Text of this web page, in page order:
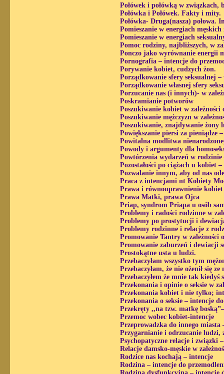
Połówek i połówką w
Połówka i Połówek. Fakty i mity.
Połówka- Druga(nasza) połowa.
Pomieszanie w energiach
Pomieszanie w energiach
Pomoc rodziny, najbliższych, w
Ponczo jako wyrównanie energii
Pornografia – intencje do
Porywanie kobiet, cudzych żon.
Porządkowanie sfery seksualnej
Porządkowanie własnej sfery
Porzucanie nas (i innych)- w
Poskramianie potworów
Poszukiwanie kobiet w
Poszukiwanie mężczyzn w
Poszukiwanie, znajdywanie żony
Powiększanie piersi za pieniądze
Powitalna modlitwa
Powody i argumenty dla
Powtórzenia wydarzeń w
Pozostałości po ciążach u kobiet
Pozwalanie innym, aby od nas
Praca z intencjami nt Kobiety
Prawa i równouprawnienie
Prawa Matki, prawa Ojca
Priap, syndrom Priapa u osób
Problemy i radości rodzinne w
Problemy po prostytucji i
Problemy rodzinne i relacje z
Promowanie Tantry w
Promowanie zaburzeń i dewiacji
Prostokątne usta u ludzi.
Przebaczyłam wszystko tym
Przebaczyłam, że nie ożenił się ze
Przebaczyłem że mnie tak kiedyś
Przekonania i opinie o seksie w
Przekonania kobiet i nie tylko;
Przekonania o seksie – intencje
Przekręty ,,na tzw. matkę
Przemoc wobec kobiet-intencje
Przeprowadzka do innego miasta
Przygarnianie i odrzucanie ludzi,
Psychopatyczne relacje i związki
Relacje damsko-męskie w
Rodzice nas kochają – intencje
Rodzina – intencje do